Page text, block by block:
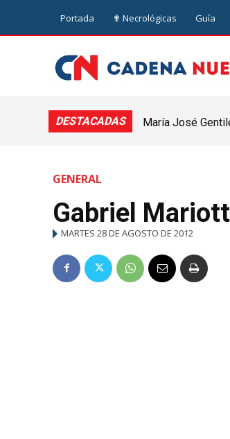
Portada ✟ Necrológicas Guía
DESTACADAS
María José
GENERAL
Gabriel
MARTES 28 DE AGOSTO DE 2012